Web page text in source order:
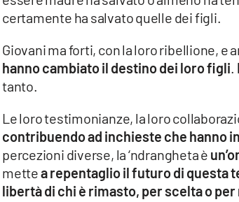
certamente ha salvato quelle dei figli.
Giovani ma forti, con la loro ribellione, e
hanno cambiato il destino dei loro figli.
tanto.
Le loro testimonianze, la loro
contribuendo ad inchieste che hanno
percezioni diverse, la ‘ndrangheta è
mettea repentaglio il futuro di questa
libertà di chi è rimasto, per scelta o